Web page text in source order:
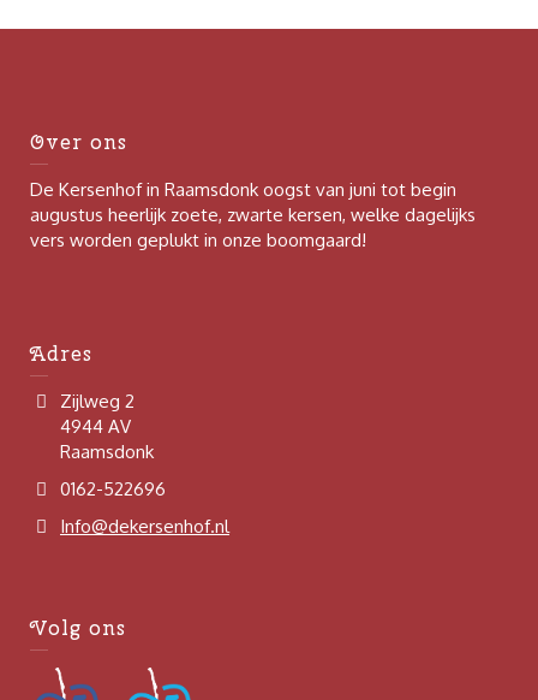
Over ons
De Kersenhof in Raamsdonk oogst van juni tot begin
augustus heerlijk zoete, zwarte kersen, welke dagelijks
vers worden geplukt in onze boomgaard!
Adres
Zijlweg 2
4944 AV
Raamsdonk
0162-522696
Info@dekersenhof.nl
Volg ons